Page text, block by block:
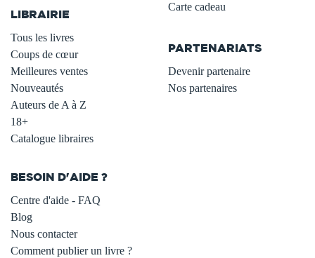
LIBRAIRIE
Tous les livres
Coups de cœur
Meilleures ventes
Nouveautés
Auteurs de A à Z
18+
Catalogue libraires
Carte cadeau
PARTENARIATS
Devenir partenaire
Nos partenaires
BESOIN D'AIDE ?
Centre d'aide - FAQ
Blog
Nous contacter
Comment publier un livre ?